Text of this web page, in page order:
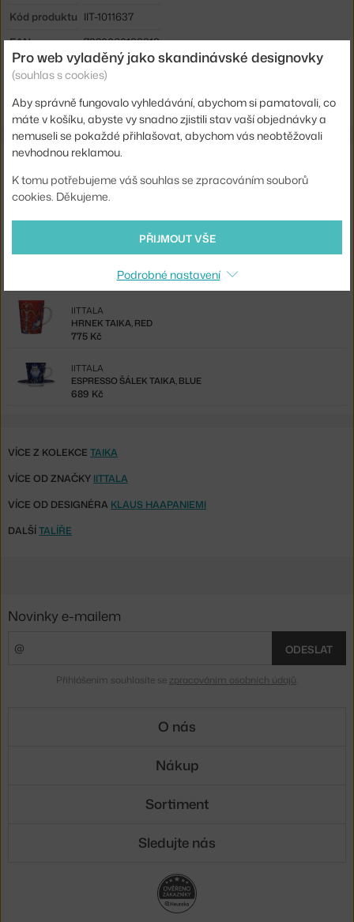
Kód produktu IIT-1011637
EAN
7320060188818
Ste zo Slovenska? Prejdite na
Shopping from the EU? Switch to Taika Plate 27 cm, white
Ze stejné kolekce
IITTALA
920 Kč
IITTALA
HRNEK TAIKA, RED
IITTALA
775 Kč
ESPRESSO ŠÁLEK TAIKA, BLUE
IITTALA
689 Kč
VÍCE Z KOLEKCE TAIKA
VÍCE OD ZNAČKY IITTALA
VÍCE OD DESIGNÉRA KLAUS HAAPANIEMI
DALŠÍTALÍŘE
Pro web vyladěný jako skandinávské designovky
(souhlas s cookies)
Aby správně fungovalo vyhledávání, abychom si pamatovali, co
máte v košíku, abyste vy snadno zjistili stav vaší objednávky a
nemuseli se pokaždé přihlašovat, abychom vás neobtěžovali
nevhodnou reklamou.
K tomu potřebujeme váš souhlas se zpracováním souborů
cookies. Děkujeme.
PŘIJMOUT VŠE
Podrobné nastavení
Novinky e-mailem
ODESLAT
Přihlášením souhlasíte se zpracováním osobních údajů
O nás
Nákup
Sortiment
Sledujte nás